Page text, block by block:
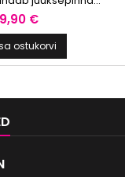
€
ostukorvi